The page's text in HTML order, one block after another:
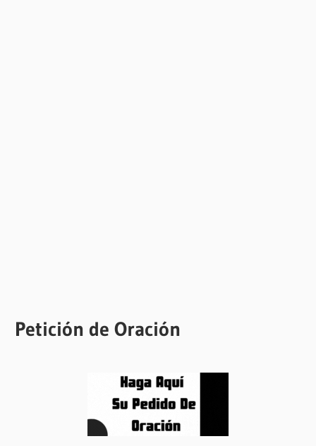
Petición de Oración